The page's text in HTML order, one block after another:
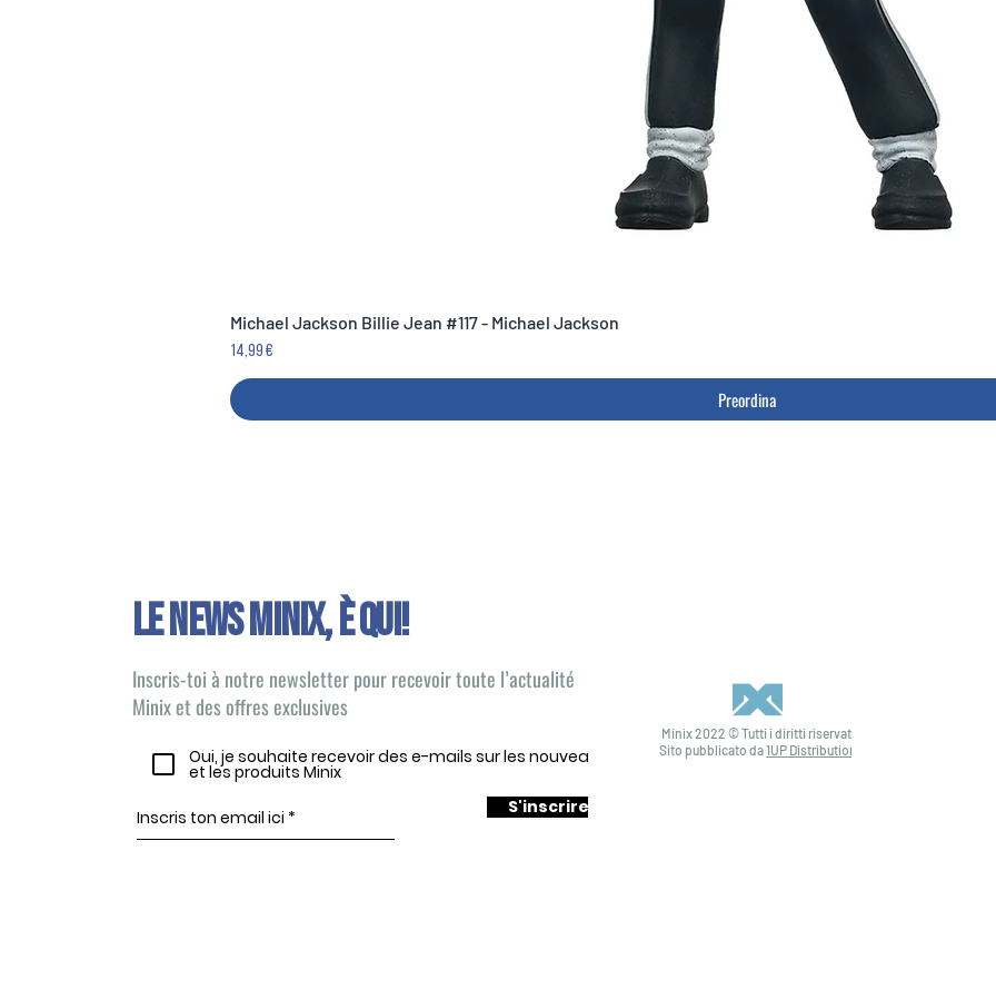
Michael Jackson Billie Jean #117 - Michael Jackson
Prezzo
14,99 €
Preordina
Le news Minix, È QUI!
Inscris-toi à notre newsletter pour recevoir toute l’actualité
Minix et des offres exclusives
Oui, je souhaite recevoir des e-mails sur les nouveautés
et les produits Minix
S'inscrire
Minix 2022 © Tutti i diritti riservati
Sito pubblicato da1UP Distribution